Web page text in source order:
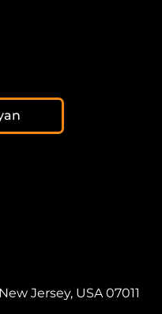
Jersey, USA 07011